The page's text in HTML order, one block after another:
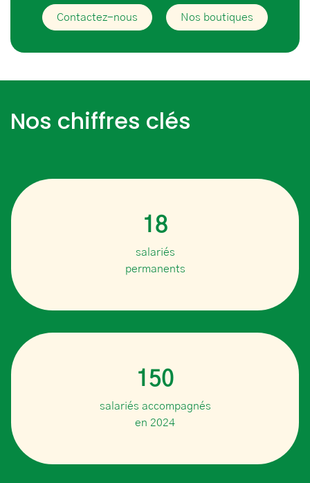
Contactez-nous Nos boutiques
Nos chiffres clés
18
salariés
permanents
150
salariés accompagnés
en 2024